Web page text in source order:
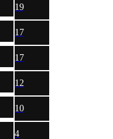
19
17
17
12
10
4